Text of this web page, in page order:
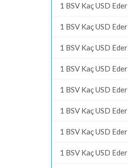
1 BSV Kaç USD Eder
1 BSV Kaç USD Eder
1 BSV Kaç USD Eder
1 BSV Kaç USD Eder
1 BSV Kaç USD Eder
1 BSV Kaç USD Eder
1 BSV Kaç USD Eder
1 BSV Kaç USD Eder